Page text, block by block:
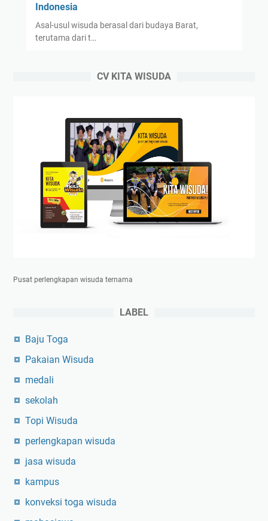
Indonesia
Asal-usul wisuda berasal dari budaya Barat,
terutama dari t…
CV KITA WISUDA
Pusat perlengkapan wisuda ternama
LABEL
Baju Toga
Pakaian Wisuda
medali
sekolah
Topi Wisuda
perlengkapan wisuda
jasa wisuda
kampus
konveksi toga wisuda